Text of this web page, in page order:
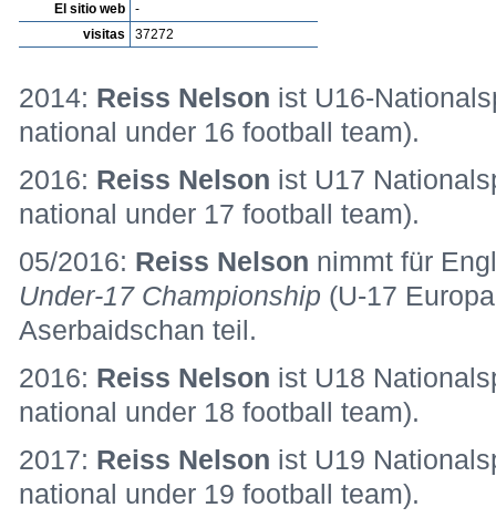
El sitio web
-
visitas
37272
2014: Reiss Nelson ist U16-
national under 16 football team).
2016: Reiss Nelson ist U17
national under 17 football team).
05/2016: Reiss Nelson nimmt für
Under-17 Championship (U-17
Aserbaidschan teil.
2016: Reiss Nelson ist U18
national under 18 football team).
2017: Reiss Nelson ist U19
national under 19 football team).